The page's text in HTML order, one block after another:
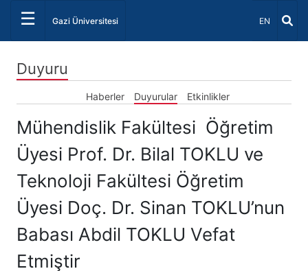
☰ Gazi Üniversitesi Dil Seçiniz
EN
Duyuru
Haberler Duyurular Etkinlikler
Mühendislik Fakültesi Öğretim
Üyesi Prof. Dr. Bilal TOKLU ve
Teknoloji Fakültesi Öğretim
Üyesi Doç. Dr. Sinan TOKLU’nun
Babası Abdil TOKLU Vefat
Etmiştir